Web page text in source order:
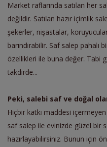
Market raflarında satılan her
değildir. Satılan hazır içimlik
şekerler, nişastalar,
barındırabilir. Saf salep pahalı
özellikleri ile buna değer. Tabi
takdirde...
Peki, salebi saf ve doğal
Hiçbir katkı maddesi
saf salep ile evinizde güzel bir
hazırlayabilirsiniz. Bunun için